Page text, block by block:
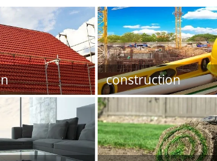
construction